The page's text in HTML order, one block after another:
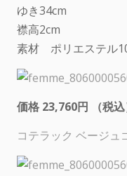
ゆき34cm
襟高2cm
素材 ポリエステル
価格 23,760円 （税込
コテラック ベージュ